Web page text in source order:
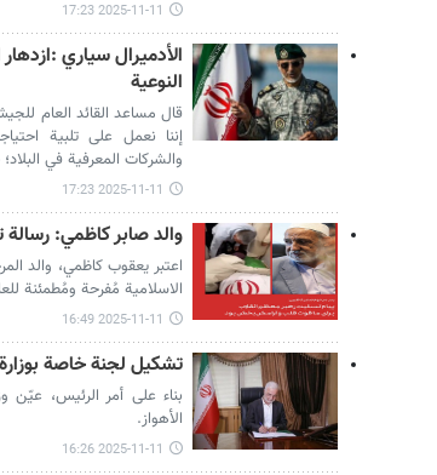
2025-11-11 17:23
الأدميرال سياري
النوعية
قال مساعد القائد العام
إننا نعمل على تلبية
والشركات المعرفية في
2025-11-11 17:23
والد صابر كاظمي: رسالة
اعتبر يعقوب كاظمي، والد
الاسلامية مُفرحة ومُطمئنة
2025-11-11 16:49
تشكيل لجنة خاصة بوزارة
بناء على أمر الرئيس، عيّن
الأهواز.
2025-11-11 16:26